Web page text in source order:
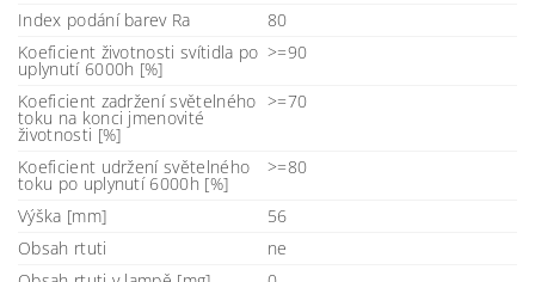
Index podání barev Ra
80
Koeficient životnosti svítidla po
uplynutí 6000h [%]
>=90
Koeficient zadržení světelného
toku na konci jmenovité
životnosti [%]
>=70
Koeficient udržení světelného
toku po uplynutí 6000h [%]
>=80
Výška [mm]
56
Obsah rtuti
ne